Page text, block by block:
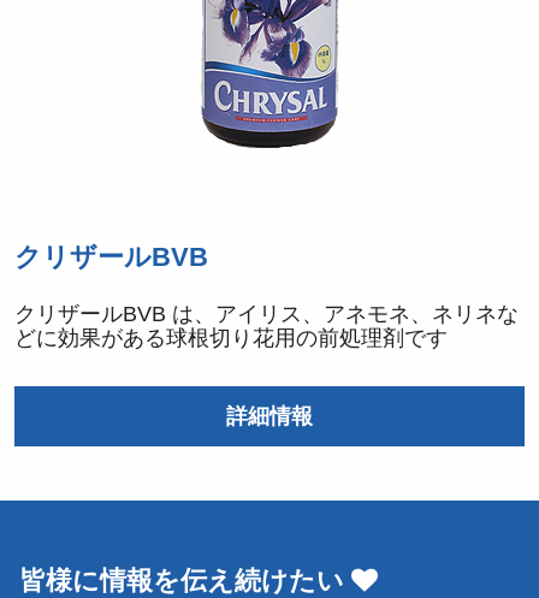
クリザールBVB
クリザールBVB は、アイリス、アネモネ、ネリネな
どに効果がある球根切り花用の前処理剤です
詳細情報
皆様に情報を伝え続けたい